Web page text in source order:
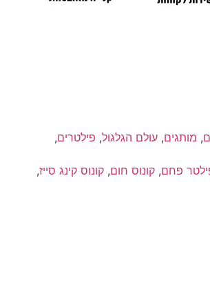
, מותגים, עולם הגלגול, פילטרים,
פחם, קונוס חום, קונוס קינג סייז,